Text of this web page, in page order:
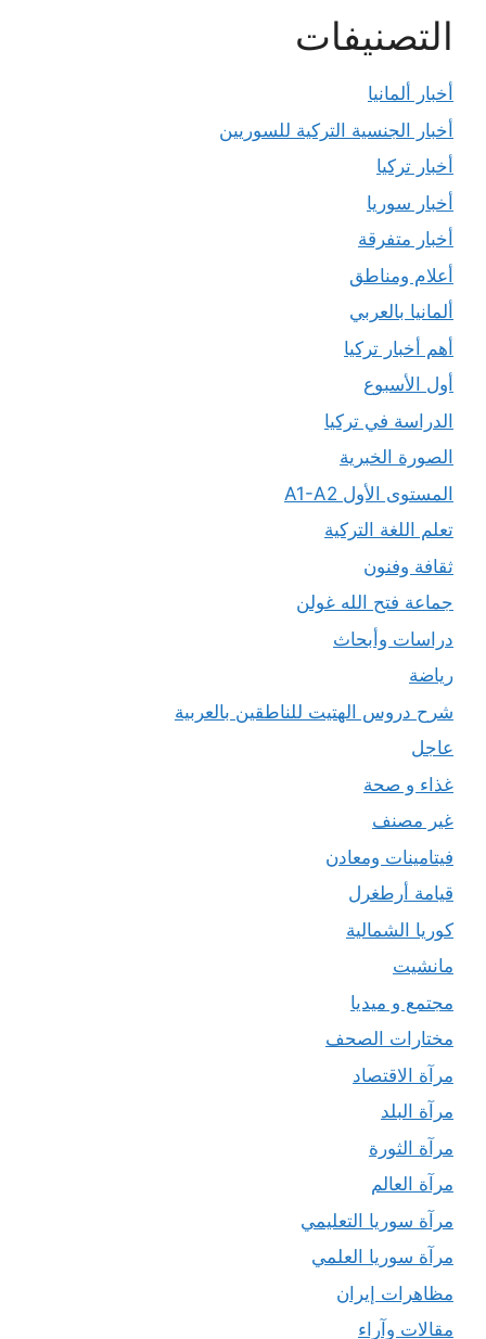
التصنيفات
أخبار ألمانيا
أخبار الجنسية التركية للسوريين
أخبار تركيا
أخبار سوريا
أخبار متفرقة
أعلام ومناطق
ألمانيا بالعربي
أهم أخبار تركيا
أول الأسبوع
الدراسة في تركيا
الصورة الخبرية
المستوى الأول A1-A2
تعلم اللغة التركية
ثقافة وفنون
جماعة فتح الله غولن
دراسات وأبحاث
رياضة
شرح دروس الهتيت للناطقين بالعربية
عاجل
غذاء و صحة
غير مصنف
فيتامينات ومعادن
قيامة أرطغرل
كوريا الشمالية
مانشيت
مجتمع و ميديا
مختارات الصحف
مرآة الاقتصاد
مرآة البلد
مرآة الثورة
مرآة العالم
مرآة سوريا التعليمي
مرآة سوريا العلمي
مظاهرات إيران
مقالات وآراء